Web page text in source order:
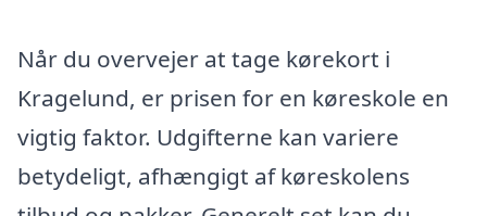
Når du overvejer at tage kørekort i
Kragelund, er prisen for en køreskole en
vigtig faktor. Udgifterne kan variere
betydeligt, afhængigt af køreskolens